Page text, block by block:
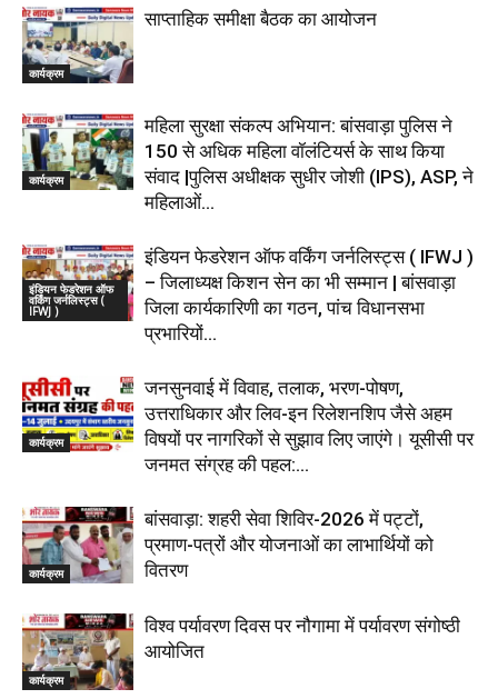
कार्यक्रम
साप्ताहिक समीक्षा बैठक का आयोजन
कार्यक्रम
महिला सुरक्षा संकल्प अभियान: बांसवाड़ा पुलिस ने
150 से अधिक महिला वॉलंटियर्स के साथ किया
संवाद |पुलिस अधीक्षक सुधीर जोशी (IPS), ASP, ने
महिलाओं...
इंडियन फेडरेशन ऑफ
वर्किंग जर्नलिस्ट्स (
IFWJ )
इंडियन फेडरेशन ऑफ वर्किंग जर्नलिस्ट्स ( IFWJ )
– जिलाध्यक्ष किशन सेन का भी सम्मान | बांसवाड़ा
जिला कार्यकारिणी का गठन, पांच विधानसभा
प्रभारियों...
कार्यक्रम
जनसुनवाई में विवाह, तलाक, भरण-पोषण,
उत्तराधिकार और लिव-इन रिलेशनशिप जैसे अहम
विषयों पर नागरिकों से सुझाव लिए जाएंगे। यूसीसी पर
जनमत संग्रह की पहल:...
कार्यक्रम
बांसवाड़ा: शहरी सेवा शिविर-2026 में पट्टों,
प्रमाण-पत्रों और योजनाओं का लाभार्थियों को
वितरण
कार्यक्रम
विश्व पर्यावरण दिवस पर नौगामा में पर्यावरण संगोष्ठी
आयोजित